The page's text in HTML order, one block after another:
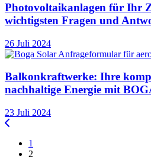
Photovoltaikanlagen für Ihr
wichtigsten Fragen und
26 Juli 2024
Balkonkraftwerke: Ihre
nachhaltige Energie mit
23 Juli 2024
1
2